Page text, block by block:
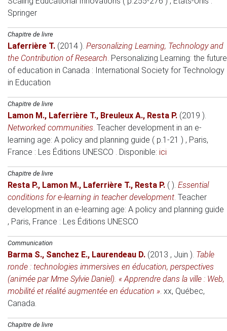
Springer
Chapitre de livre
Laferrière T. (2014 ). Personalizing Learning, Technology and
the Contribution of Research. Personalizing Learning: the future
of education in Canada : International Society for Technology
in Education
Chapitre de livre
Lamon M., Laferrière T., Breuleux A., Resta P. (2019 ).
Networked communities. Teacher development in an e-
learning age: A policy and planning guide ( p.1-21 ) , Paris,
France : Les Éditions UNESCO . Disponible: ici
Chapitre de livre
Resta P., Lamon M., Laferrière T., Resta P. ( ). Essential
conditions for e-learning in teacher development. Teacher
development in an e-learning age: A policy and planning guide
, Paris, France : Les Éditions UNESCO
Communication
Barma S., Sanchez E., Laurendeau D. (2013 , Juin ). Table
ronde : technologies immersives en éducation, perspectives
(animée par Mme Sylvie Daniel). « Apprendre dans la ville : Web,
mobilité et réalité augmentée en éducation ». xx, Québec,
Canada.
Chapitre de livre